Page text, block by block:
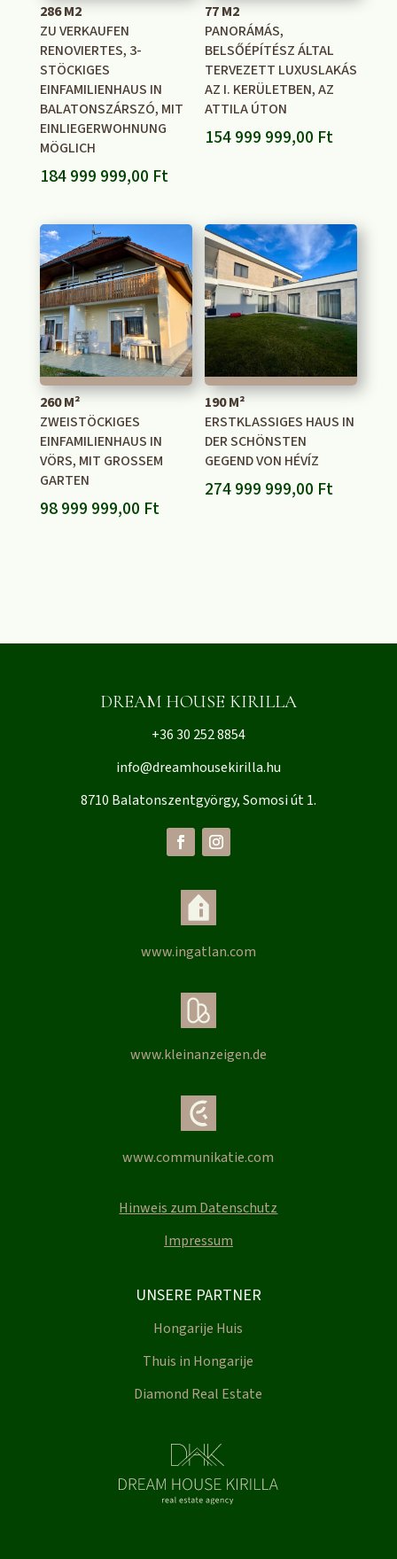
286 M2
ZU VERKAUFEN
RENOVIERTES, 3-
STÖCKIGES
EINFAMILIENHAUS IN
BALATONSZÁRSZÓ, MIT
EINLIEGERWOHNUNG
MÖGLICH
184 999 999,00 Ft
77 M2
PANORÁMÁS,
BELSŐÉPÍTÉSZ ÁLTAL
TERVEZETT LUXUSLAKÁS
AZ I. KERÜLETBEN, AZ
ATTILA ÚTON
154 999 999,00 Ft
260 M²
ZWEISTÖCKIGES
EINFAMILIENHAUS IN
VÖRS, MIT GROSSEM G
ARTEN
98 999 999,00 Ft
190 M²
ERSTKLASSIGES HAUS IN
DER SCHÖNSTEN
GEGEND VON HÉVÍZ
274 999 999,00 Ft
DREAM HOUSE KIRILLA
+36 30 252 8854
info@dreamhousekirilla.hu
8710 Balatonszentgyörgy, Somosi út 1.
www.ingatlan.com
www.kleinanzeigen.de
www.communikatie.com
Hinweis zum Datenschutz
Impressum
UNSERE PARTNER
Hongarije Huis
Thuis in Hongarije
Diamond Real Estate